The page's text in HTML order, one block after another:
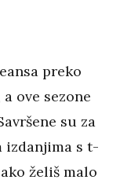
preko
ove sezone
su za
izdanjima s t-
želiš malo